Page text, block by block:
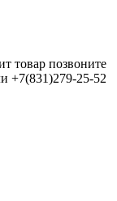
товар позвоните
+7(831)279-25-52